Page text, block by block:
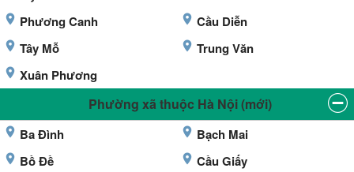
Phương Canh
Cầu Diễn
Tây Mỗ
Trung Văn
Xuân Phương
Phường xã thuộc Hà Nội (mới)
Ba Đình
Bạch Mai
Bồ Đề
Cầu Giấy